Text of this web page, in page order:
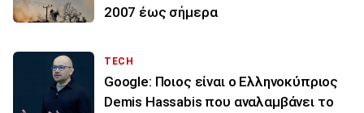
2007 έως σήμερα
TECH
Google: Ποιος είναι ο Ελληνοκύπριος
Demis Hassabis που αναλαμβάνει το